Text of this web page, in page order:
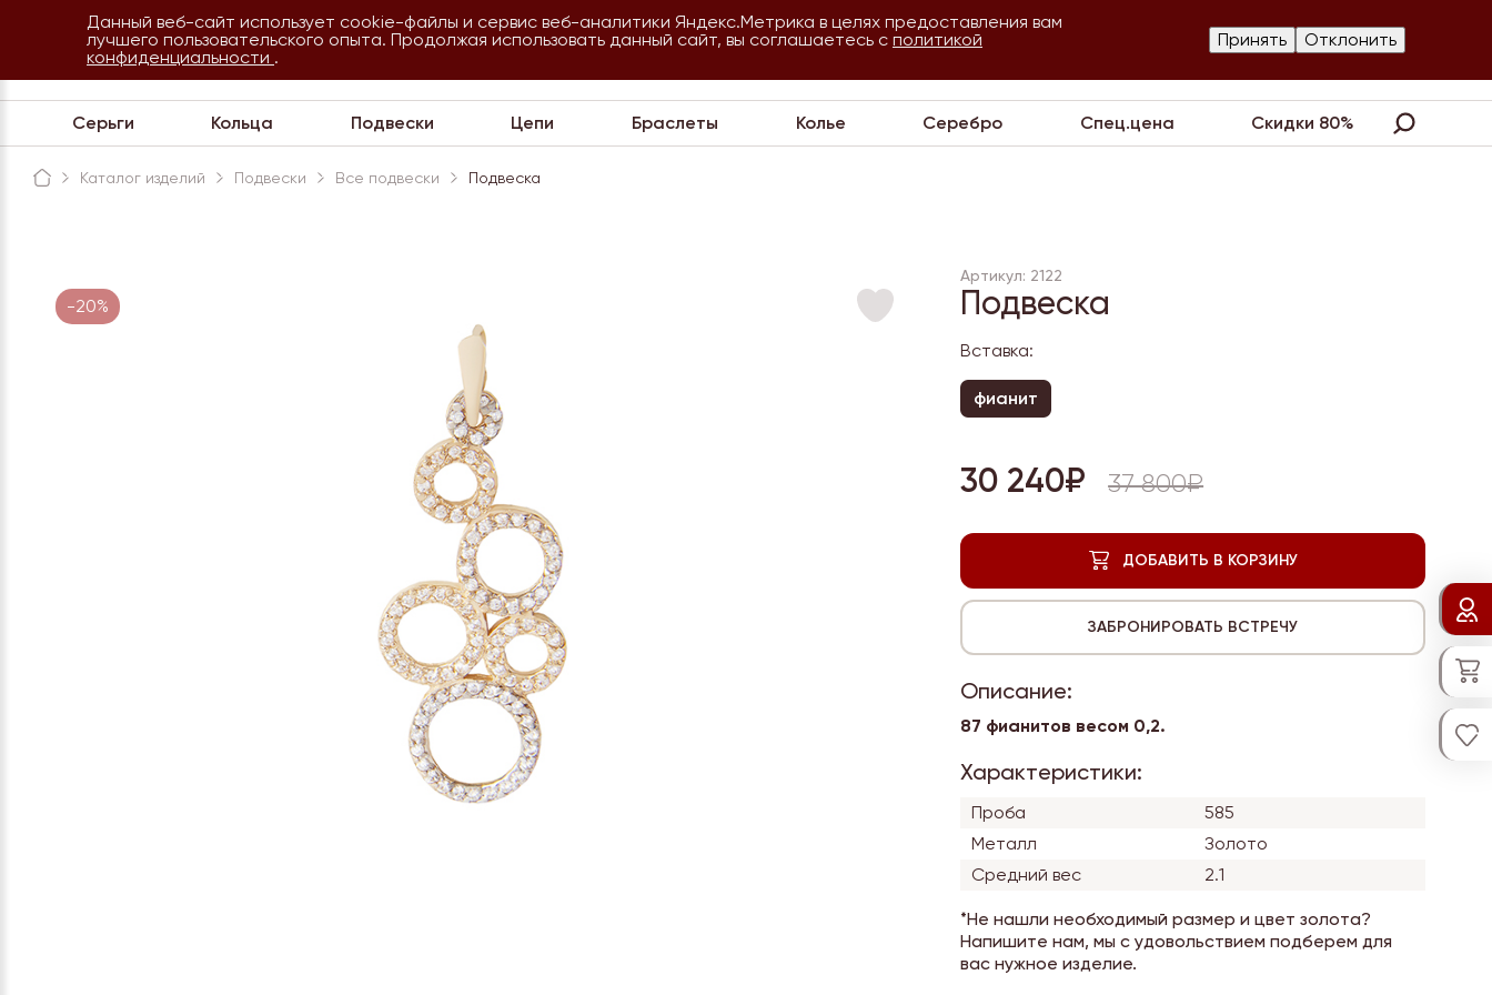
Сочи
8 800 234 35 54
Обратная связь
О
Для
VIP Партнеры Контакты
Серьги Кольца Подвески Цепи Браслеты Колье Серебро Спец.цена Скидки 80%
Каталог изделий Подвески Все подвески Подвеска
-20%
Артикул: 2122
Подвеска
Вставка:
фианит
30 240₽ 37 800₽
Описание:
87 фианитов весом 0,2.
Характеристики:
Проба
585
Металл
Золото
Средний вес
2.1
*Не нашли необходимый размер и цвет золота?
Напишите нам, мы с удовольствием подберем для
вас нужное изделие.
Данный веб-сайт использует cookie-файлы и сервис веб-аналитики Яндекс.Метрика в целях предоставления вам
лучшего пользовательского опыта. Продолжая использовать данный сайт, вы соглашаетесь с политикой
конфиденциальности .
Принять Отклонить